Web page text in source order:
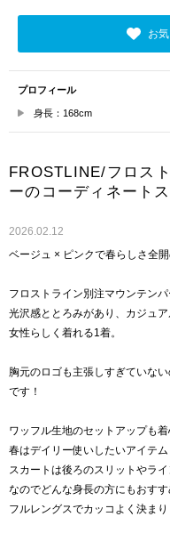
お
プロフィール
身長：168cm
FROSTLINE/フロス
ーのコーディネート
2026.02.12
ベージュ × ピンクで春らしさ全
フロストライン別注マウンテン
光沢感ととろみがあり、カジュ
女性らしく着れる1着。
胸元のロゴも主張しすぎていない
です！
ワッフル生地のセットアップも着
春はデイリー使いしたいアイテム
スカートは後ろのスリットやラ
なのでどんな身長の方にもおすす
フルレングスでカッコよく決ま